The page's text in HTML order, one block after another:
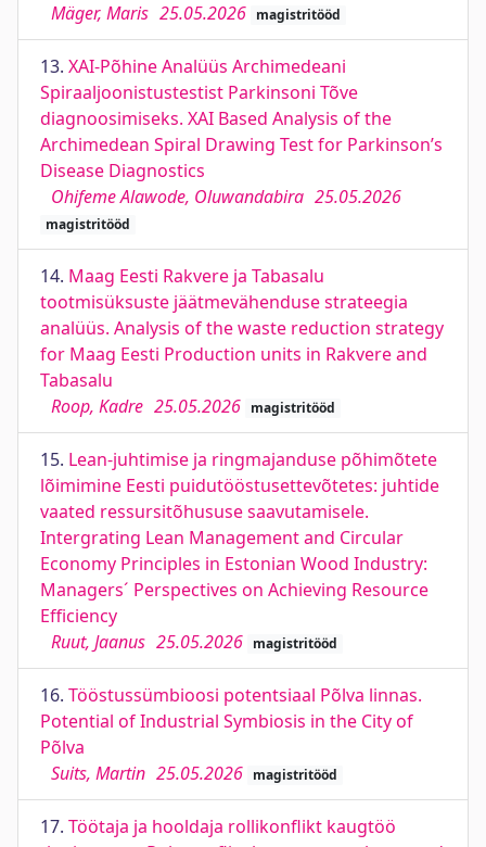
Mäger, Maris 25.05.2026 magistritööd
13. XAI-Põhine Analüüs Archimedeani
Spiraaljoonistustestist Parkinsoni Tõve
diagnoosimiseks. XAI Based Analysis of the
Archimedean Spiral Drawing Test for Parkinson’s
Disease Diagnostics
Ohifeme Alawode, Oluwandabira 25.05.2026
magistritööd
14. Maag Eesti Rakvere ja Tabasalu
tootmisüksuste jäätmevähenduse strateegia
analüüs. Analysis of the waste reduction strategy
for Maag Eesti Production units in Rakvere and
Tabasalu
Roop, Kadre 25.05.2026 magistritööd
15. Lean-juhtimise ja ringmajanduse põhimõtete
lõimimine Eesti puidutööstusettevõtetes: juhtide
vaated ressursitõhususe saavutamisele.
Intergrating Lean Management and Circular
Economy Principles in Estonian Wood Industry:
Managers´ Perspectives on Achieving Resource
Efficiency
Ruut, Jaanus 25.05.2026 magistritööd
16. Tööstussümbioosi potentsiaal Põlva linnas.
Potential of Industrial Symbiosis in the City of
Põlva
Suits, Martin 25.05.2026 magistritööd
17. Töötaja ja hooldaja rollikonflikt kaugtöö